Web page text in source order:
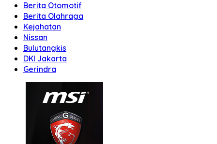
Berita Otomotif
Berita Olahraga
Kejahatan
Nissan
Bulutangkis
DKI Jakarta
Gerindra